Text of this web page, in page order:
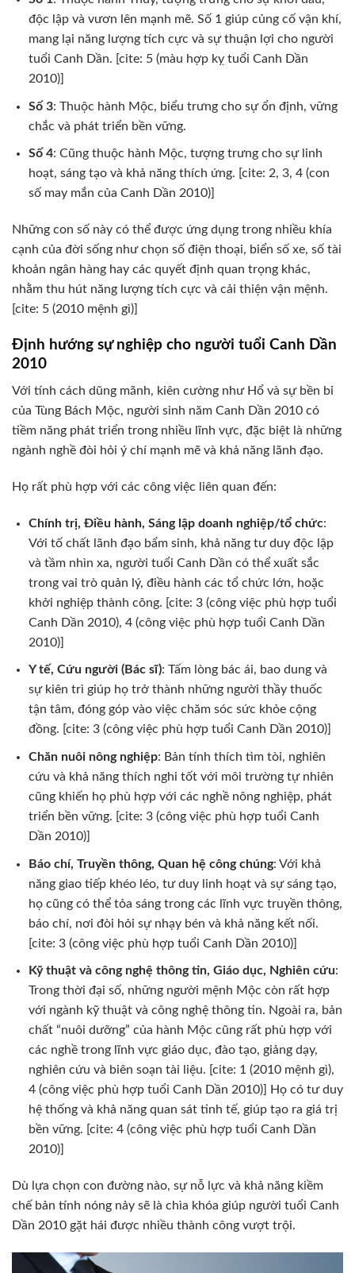
độc lập và vươn lên mạnh mẽ. Số 1 giúp củng cố vận khí,
mang lại năng lượng tích cực và sự thuận lợi cho người
tuổi Canh Dần. [cite: 5 (màu hợp kỵ tuổi Canh Dần
2010)]
Số 3: Thuộc hành Mộc, biểu trưng cho sự ổn định, vững
chắc và phát triển bền vững.
Số 4: Cũng thuộc hành Mộc, tượng trưng cho sự linh
hoạt, sáng tạo và khả năng thích ứng. [cite: 2, 3, 4 (con
số may mắn của Canh Dần 2010)]
Những con số này có thể được ứng dụng trong nhiều khía
cạnh của đời sống như chọn số điện thoại, biển số xe, số tài
khoản ngân hàng hay các quyết định quan trọng khác,
nhằm thu hút năng lượng tích cực và cải thiện vận mệnh.
[cite: 5 (2010 mệnh gì)]
Định hướng sự nghiệp cho người tuổi Canh Dần
2010
Với tính cách dũng mãnh, kiên cường như Hổ và sự bền bỉ
của Tùng Bách Mộc, người sinh năm Canh Dần 2010 có
tiềm năng phát triển trong nhiều lĩnh vực, đặc biệt là những
ngành nghề đòi hỏi ý chí mạnh mẽ và khả năng lãnh đạo.
Họ rất phù hợp với các công việc liên quan đến:
Chính trị, Điều hành, Sáng lập doanh nghiệp/tổ chức:
Với tố chất lãnh đạo bẩm sinh, khả năng tư duy độc lập
và tầm nhìn xa, người tuổi Canh Dần có thể xuất sắc
trong vai trò quản lý, điều hành các tổ chức lớn, hoặc
khởi nghiệp thành công. [cite: 3 (công việc phù hợp tuổi
Canh Dần 2010), 4 (công việc phù hợp tuổi Canh Dần
2010)]
Y tế, Cứu người (Bác sĩ): Tấm lòng bác ái, bao dung và
sự kiên trì giúp họ trở thành những người thầy thuốc
tận tâm, đóng góp vào việc chăm sóc sức khỏe cộng
đồng. [cite: 3 (công việc phù hợp tuổi Canh Dần 2010)]
Chăn nuôi nông nghiệp: Bản tính thích tìm tòi, nghiên
cứu và khả năng thích nghi tốt với môi trường tự nhiên
cũng khiến họ phù hợp với các nghề nông nghiệp, phát
triển bền vững. [cite: 3 (công việc phù hợp tuổi Canh
Dần 2010)]
Báo chí, Truyền thông, Quan hệ công chúng: Với khả
năng giao tiếp khéo léo, tư duy linh hoạt và sự sáng tạo,
họ cũng có thể tỏa sáng trong các lĩnh vực truyền thông,
báo chí, nơi đòi hỏi sự nhạy bén và khả năng kết nối.
[cite: 3 (công việc phù hợp tuổi Canh Dần 2010)]
Kỹ thuật và công nghệ thông tin, Giáo dục, Nghiên cứu:
Trong thời đại số, những người mệnh Mộc còn rất hợp
với ngành kỹ thuật và công nghệ thông tin. Ngoài ra, bản
chất “nuôi dưỡng” của hành Mộc cũng rất phù hợp với
các nghề trong lĩnh vực giáo dục, đào tạo, giảng dạy,
nghiên cứu và biên soạn tài liệu. [cite: 1 (2010 mệnh gì),
4 (công việc phù hợp tuổi Canh Dần 2010)] Họ có tư duy
hệ thống và khả năng quan sát tinh tế, giúp tạo ra giá trị
bền vững. [cite: 4 (công việc phù hợp tuổi Canh Dần
2010)]
Dù lựa chọn con đường nào, sự nỗ lực và khả năng kiềm
chế bản tính nóng nảy sẽ là chìa khóa giúp người tuổi Canh
Dần 2010 gặt hái được nhiều thành công vượt trội.